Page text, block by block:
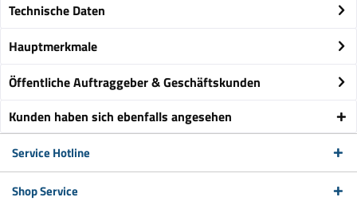
Technische Daten
Hauptmerkmale
Öffentliche Auftraggeber & Geschäftskunden
Kunden haben sich ebenfalls angesehen
Service Hotline
Shop Service